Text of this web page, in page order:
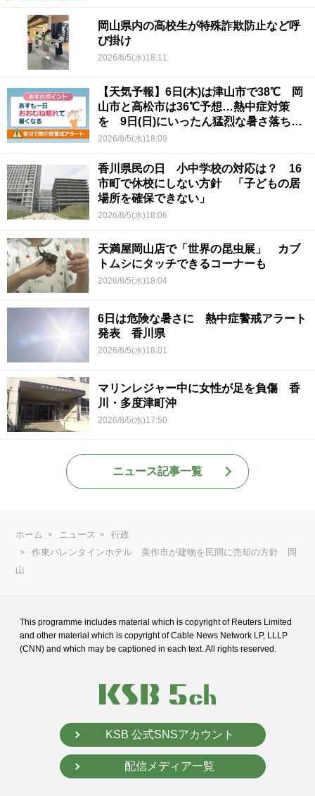
岡山県内の高校生が特殊詐欺防止など呼
び掛け
2026/8/5(水)18:11
【天気予報】6日(木)は津山市で38℃ 岡
山市と高松市は36℃予想…熱中症対策
を 9日(日)にいったん猛烈な暑さ落ち着
くか
2026/8/5(水)18:09
香川県民の日 小中学校の対応は？ 16
市町で休校にしない方針 「子どもの居
場所を確保できない」
2026/8/5(水)18:06
天満屋岡山店で「世界の昆虫展」 カブ
トムシにタッチできるコーナーも
2026/8/5(水)18:04
6日は危険な暑さに 熱中症警戒アラート
発表 香川県
2026/8/5(水)18:01
マリンレジャー中に女性が足を負傷 香
川・多度津町沖
2026/8/5(水)17:50
ニュース記事一覧
ホーム ニュース
行政
作東バレンタインホテル 美作市が建物を民間に売却の方針 岡
山
This programme includes material which is copyright of Reuters Limited
and other material which is copyright of Cable News Network LP, LLLP
(CNN) and which may be captioned in each text. All rights reserved.
KSB 公式SNSアカウント
配信メディア一覧